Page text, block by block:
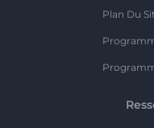
Plan Du